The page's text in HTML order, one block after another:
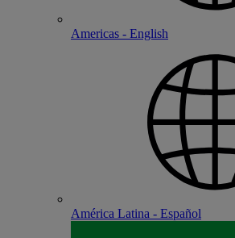
Americas - English
América Latina - Español